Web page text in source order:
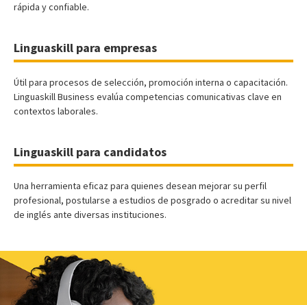
rápida y confiable.
Linguaskill para empresas
Útil para procesos de selección, promoción interna o capacitación.
Linguaskill Business evalúa competencias comunicativas clave en
contextos laborales.
Linguaskill para candidatos
Una herramienta eficaz para quienes desean mejorar su perfil
profesional, postularse a estudios de posgrado o acreditar su nivel
de inglés ante diversas instituciones.